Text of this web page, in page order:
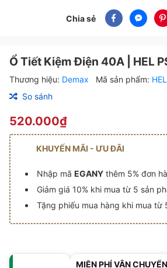
Chia sẻ
Ổ Tiết Kiệm Điện 40A | HEL
Thương hiệu: Demax Mã sản phẩm:
So sánh
520.000₫
KHUYẾN MÃI - ƯU ĐÃI
Nhập mã EGANYthêm 5% đơn
Giảm giá 10% khi mua từ 5 sản
Tặng phiếu mua hàng khi mua từ
MIỄN PHÍ VẬN CHUYỂN